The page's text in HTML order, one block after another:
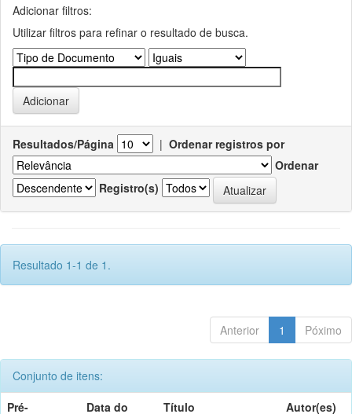
Adicionar filtros:
Utilizar filtros para refinar o resultado de busca.
Resultados/Página | Ordenar registros por
Ordenar
Registro(s)
Resultado 1-1 de 1.
Anterior 1 Póximo
Conjunto de itens:
Pré-
Data do
Título Autor(es)